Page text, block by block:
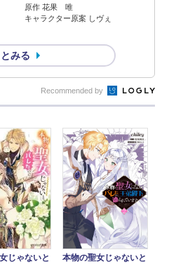
原作 花果 唯
キャラクター原案 しヴぇ
みる
Recommended by
じゃないと
本物の聖女じゃないと